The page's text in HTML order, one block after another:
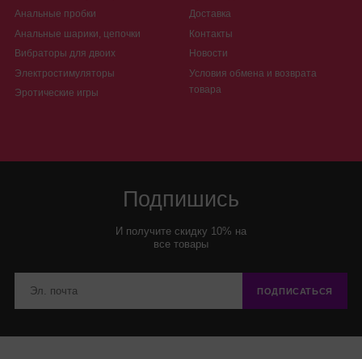
Анальные пробки
Анальные шарики, цепочки
Вибраторы для двоих
Электростимуляторы
Эротические игры
Доставка
Контакты
Новости
Условия обмена и возврата
товара
Подпишись
И получите скидку 10% на
все товары
ПОДПИСАТЬСЯ